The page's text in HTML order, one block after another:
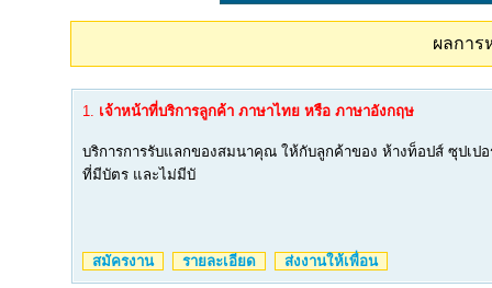
ผลการ
1. เจ้าหน้าที่บริการลูกค้า ภาษาไทย หรือ ภาษาอังกฤษ
บริการการรับแลกของสมนาคุณ ให้กับลูกค้าของ ห้างท็อปส์ ซุปเป
ที่มีบัตร และไม่มีบั
สมัครงาน รายละเอียด ส่งงานให้เพื่อน